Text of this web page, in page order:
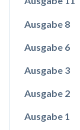
Ausgabe 8
Ausgabe 6
Ausgabe 3
Ausgabe 2
Ausgabe 1